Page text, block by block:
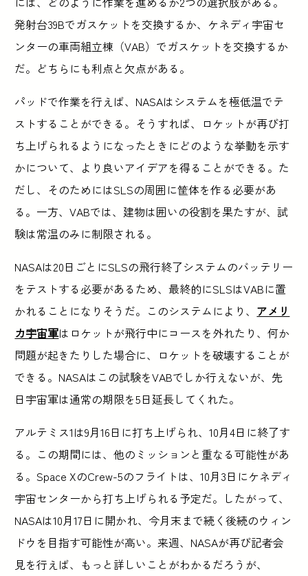
発射台39Bでガスケットを交換するか、ケネディ宇宙セ
ンターの車両組立棟（VAB）でガスケットを交換するか
だ。どちらにも利点と欠点がある。
パッドで作業を行えば、NASAはシステムを極低温でテ
ストすることができる。そうすれば、ロケットが再び打
ち上げられるようになったときにどのような挙動を示す
かについて、より良いアイデアを得ることができる。た
だし、そのためにはSLSの周囲に筐体を作る必要があ
る。一方、VABでは、建物は囲いの役割を果たすが、試
験は常温のみに制限される。
NASAは20日ごとにSLSの飛行終了システムのバッテリー
をテストする必要があるため、最終的にSLSはVABに置
かれることになりそうだ。このシステムにより、 アメリ
カ宇宙軍はロケットが飛行中にコースを外れたり、何か
問題が起きたりした場合に、ロケットを破壊することが
できる。NASAはこの試験をVABでしか行えないが、先
日宇宙軍は通常の期限を5日延長してくれた。
アルテミス1は9月16日に打ち上げられ、10月4日に終了す
る。この期間には、他のミッションと重なる可能性があ
る。Space XのCrew-5のフライトは、10月3日にケネディ
宇宙センターから打ち上げられる予定だ。したがって、
NASAは10月17日に開かれ、今月末まで続く後続のウィン
ドウを目指す可能性が高い。来週、NASAが再び記者会
見を行えば、もっと詳しいことがわかるだろうが、